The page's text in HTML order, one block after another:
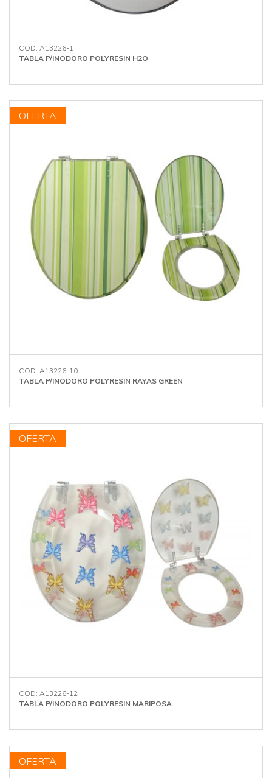
COD: A13226-1
TABLA P/INODORO POLYRESIN H2O
OFERTA
COD: A13226-10
TABLA P/INODORO POLYRESIN RAYAS GREEN
OFERTA
COD: A13226-12
TABLA P/INODORO POLYRESIN MARIPOSA
OFERTA